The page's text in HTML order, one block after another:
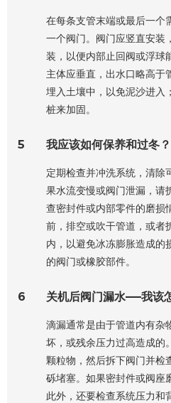
在每条支管末端或最后一个
一个阀门。阀门应竖直安装
装，以便内部止回阀或浮
主体应垂直，出水口略高于
埋入土壤中，以免泥沙进入
桩来加固。
5 我应该如何保养和过冬？
定期检查并冲洗系统，清除
果水流变慢或阀门泄漏，请
查密封件或内部零件的磨损
前，排空或吹干管道，或者
内，以避免冰冻膨胀造成的
的阀门或橡胶部件。
6 关机后阀门漏水——我该
滴漏通常是由于管道内有杂
坏，或残余压力过高造成的
颗粒物，然后拆下阀门并检
砾堵塞。如果密封件或阀座
此外，还要检查系统压力和